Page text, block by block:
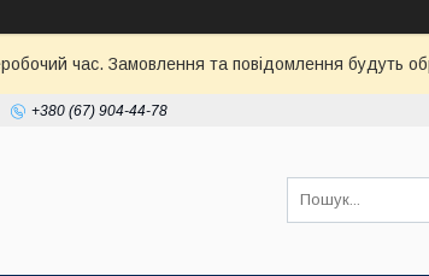
час. Замовлення та повідомлення будуть
+380 (67) 904-44-78